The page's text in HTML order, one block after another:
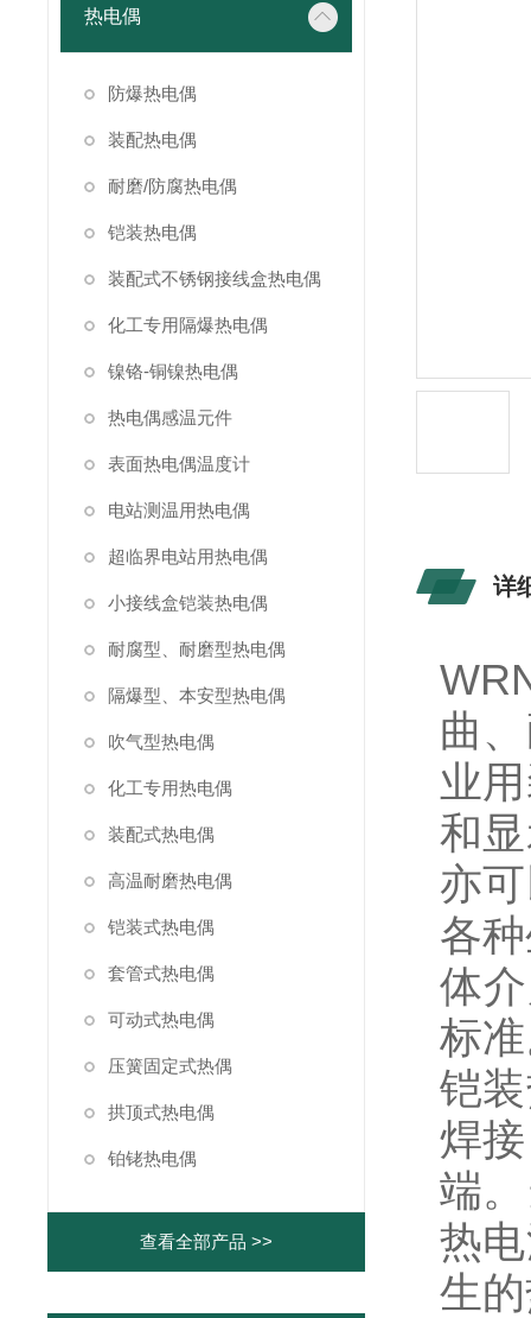
热电偶
防爆热电偶
装配热电偶
耐磨/防腐热电偶
铠装热电偶
装配式不锈钢接线盒热电偶
化工专用隔爆热电偶
镍铬-铜镍热电偶
热电偶感温元件
表面热电偶温度计
电站测温用热电偶
超临界电站用热电偶
小接线盒铠装热电偶
耐腐型、耐磨型热电偶
隔爆型、本安型热电偶
吹气型热电偶
化工专用热电偶
装配式热电偶
高温耐磨热电偶
铠装式热电偶
套管式热电偶
可动式热电偶
压簧固定式热偶
拱顶式热电偶
铂铑热电偶
查看全部产品 >>
详
曲
业
和
亦
各
体
标
铠
焊
端
热
生